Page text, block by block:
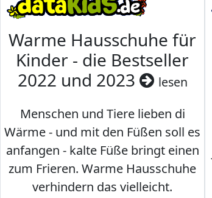
Warme Hausschuhe für
Kinder - die Bestseller
2022 und 2023
lesen
Menschen und Tiere lieben di
Wärme - und mit den Füßen soll es
anfangen - kalte Füße bringt einen
zum Frieren. Warme Hausschuhe
verhindern das vielleicht.